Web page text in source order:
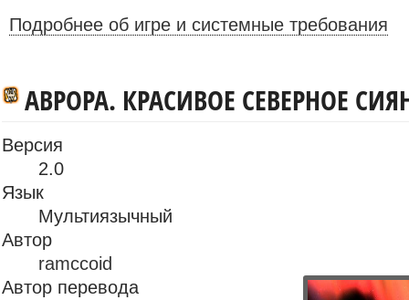
Подробнее об игре и системные требования
АВРОРА. КРАСИВОЕ СЕВЕРНОЕ
Версия
2.0
Язык
Мультиязычный
Автор
ramccoid
Автор перевода